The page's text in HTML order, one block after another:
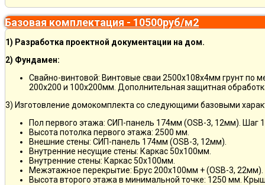
Базовая комплектация - 10500руб/м2
1) Разработка проектной документации на дом.
2) Фундамен:
Свайно-винтовой: Винтовые сваи 2500х108х4мм грунт по
200х200 и 100х200мм. Дополнительная защитная
3) Изготовление домокомплекта со следующими базовыми
Пол первого этажа: СИП-панель 174мм (OSB-3, 12мм). Шаг
Высота потолка первого этажа: 2500 мм.
Внешние стены: СИП-панель 174мм (OSB-3, 12мм).
Внутренние несущие стены: Каркас 50х100мм.
Внутренние стены: Каркас 50х100мм.
Межэтажное перекрытие: Брус 200х100мм + (OSB-3, 22мм).
Высота второго этажа в минимальной точке: 1250 мм.